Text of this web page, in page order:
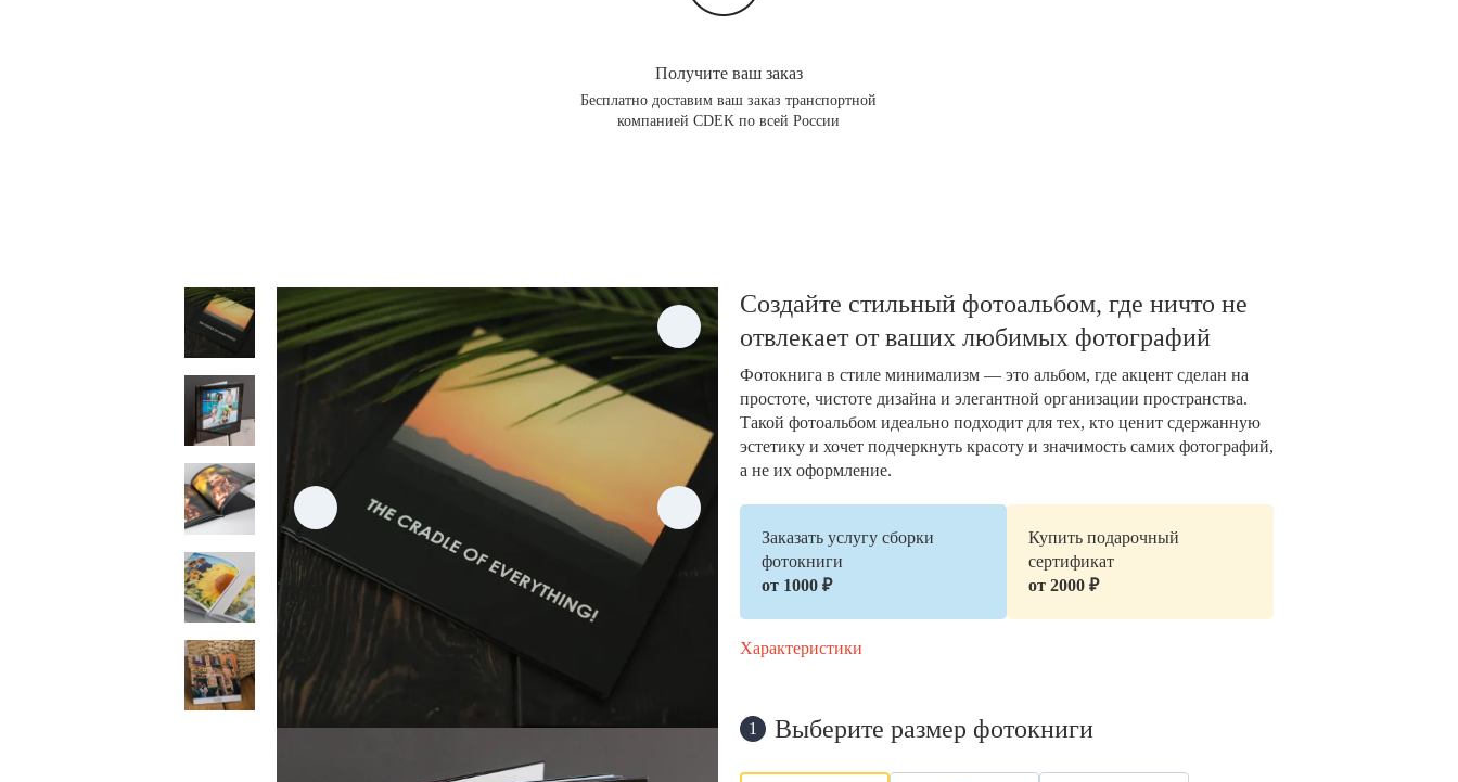
Получите ваш заказ
Бесплатно доставим ваш заказ транспортной
компанией CDEK по всей России
Создайте стильный фотоальбом, где ничто не
отвлекает от ваших любимых фотографий
Фотокнига в стиле минимализм — это альбом, где акцент сделан на
простоте, чистоте дизайна и элегантной организации пространства.
Такой фотоальбом идеально подходит для тех, кто ценит сдержанную
эстетику и хочет подчеркнуть красоту и значимость самих фотографий,
а не их оформление.
Заказать услугу сборки
фотокниги
от 1000 ₽
Купить подарочный
сертификат
от 2000 ₽
Характеристики
1 Выберите размер фотокниги